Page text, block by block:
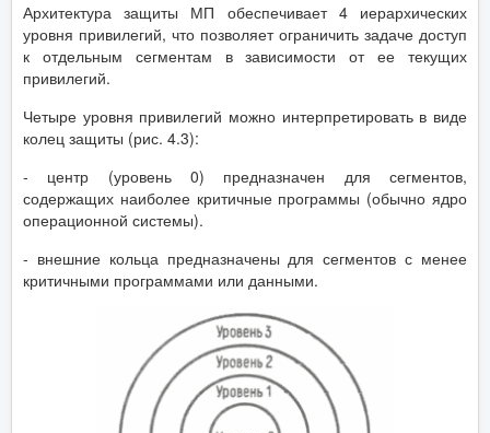
Архитектура защиты МП обеспечивает 4 иерархических
уровня привилегий, что позволяет ограничить задаче доступ
к отдельным сегментам в зависимости от ее текущих
привилегий.
Четыре уровня привилегий можно интерпретировать в виде
колец защиты (рис. 4.3):
- центр (уровень 0) предназначен для сегментов,
содержащих наиболее критичные программы (обычно ядро
операционной системы).
- внешние кольца предназначены для сегментов с менее
критичными программами или данными.